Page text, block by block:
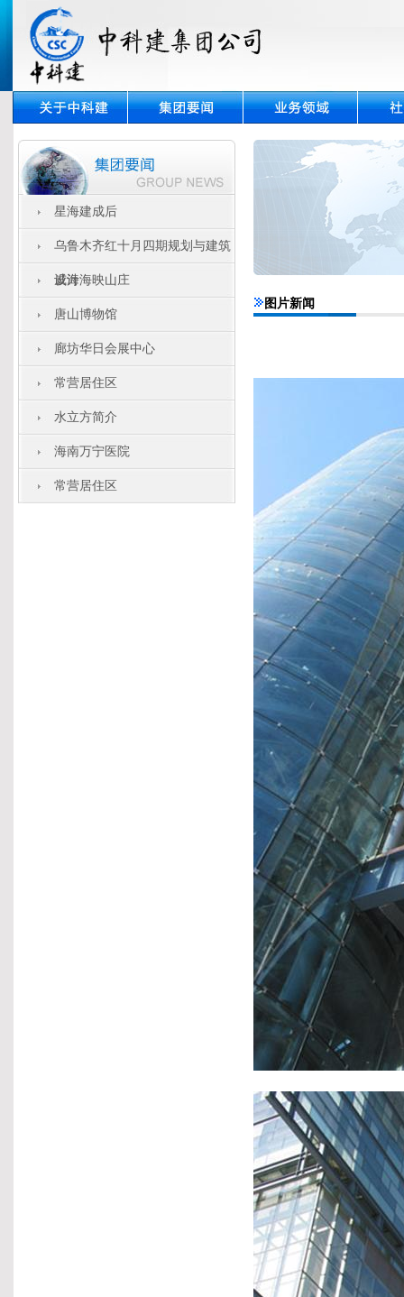
星海建成后
乌鲁木齐红十月四期规划与建筑
设计
威海海映山庄
唐山博物馆
廊坊华日会展中心
常营居住区
水立方简介
海南万宁医院
常营居住区
图片新闻